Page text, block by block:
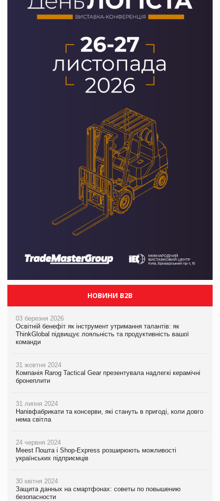
НОВИНИ B2B
03 березня 2026
Освітній бенефіт як інструмент утримання талантів: як
ThinkGlobal підвищує лояльність та продуктивність вашої
команди
31 жовтня 2024
Компанія Rarog Tactical Gear презентувала надлегкі керамічні
бронеплити
31 липня 2024
Напівфабрикати та консерви, які стануть в пригоді, коли довго
нема світла
24 червня 2024
Meest Пошта і Shop-Express розширюють можливості
українських підприємців
30 квітня 2024
Защита данных на смартфонах: советы по повышению
безопасности